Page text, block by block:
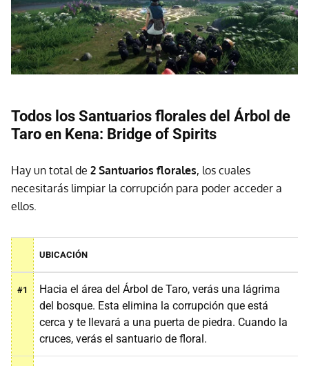
Todos los Santuarios florales del Árbol de
Taro en Kena: Bridge of Spirits
Hay un total de 2 Santuarios florales, los cuales
necesitarás limpiar la corrupción para poder acceder a
ellos.
UBICACIÓN
#1
Hacia el área del Árbol de Taro, verás una lágrima
del bosque. Esta elimina la corrupción que está
cerca y te llevará a una puerta de piedra. Cuando la
cruces, verás el santuario de floral.